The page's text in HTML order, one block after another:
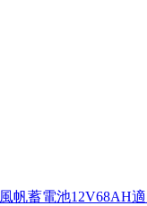
風帆蓄電池12V68AH